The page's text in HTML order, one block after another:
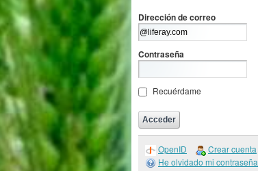
Dirección de correo
Contraseña
Recuérdame
OpenID
Crear cuenta
He olvidado mi contraseña